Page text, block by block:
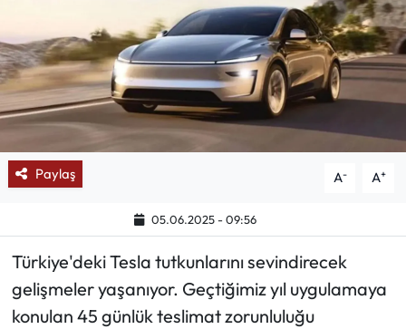
Paylaş A- A+
05.06.2025 - 09:56
Türkiye'deki Tesla tutkunlarını sevindirecek
gelişmeler yaşanıyor. Geçtiğimiz yıl uygulamaya
konulan 45 günlük teslimat zorunluluğu
Röportaj
Manşet
Köşe Yazıları
Karikatür Galeri
ASTROLOJİ
Spor Yazıları